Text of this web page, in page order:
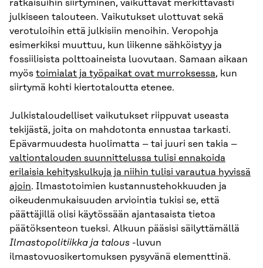
ratkaisuihin siirtyminen, vaikuttavat merkittävästi
julkiseen talouteen. Vaikutukset ulottuvat sekä
verotuloihin että julkisiin menoihin. Veropohja
esimerkiksi muuttuu, kun liikenne sähköistyy ja
fossiilisista polttoaineista luovutaan. Samaan aikaan
myös toimialat ja työpaikat ovat murroksessa, kun
siirtymä kohti kiertotaloutta etenee.
Julkistaloudelliset vaikutukset riippuvat useasta
tekijästä, joita on mahdotonta ennustaa tarkasti.
Epävarmuudesta huolimatta – tai juuri sen takia –
valtiontalouden suunnittelussa tulisi ennakoida
erilaisia kehityskulkuja ja niihin tulisi varautua hyvissä
ajoin. Ilmastotoimien kustannustehokkuuden ja
oikeudenmukaisuuden arviointia tukisi se, että
päättäjillä olisi käytössään ajantasaista tietoa
päätöksenteon tueksi. Alkuun pääsisi säilyttämällä
Ilmastopolitiikka ja talous -luvun
ilmastovuosikertomuksen pysyvänä elementtinä.